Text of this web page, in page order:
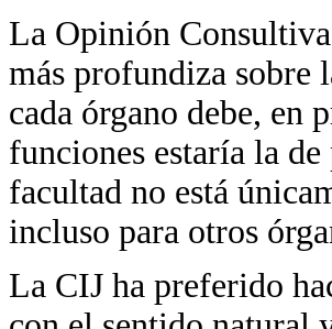
La Opinión
más profundiza sobre
cada órgano debe, en
funciones estaría la
facultad no está
incluso para otros
La CIJ ha preferido